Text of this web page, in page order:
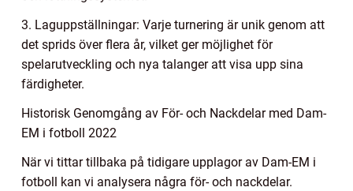
3. Laguppställningar: Varje turnering är unik genom att
det sprids över flera år, vilket ger möjlighet för
spelarutveckling och nya talanger att visa upp sina
färdigheter.
Historisk Genomgång av För- och Nackdelar med Dam-
EM i fotboll 2022
När vi tittar tillbaka på tidigare upplagor av Dam-EM i
fotboll kan vi analysera några för- och nackdelar.